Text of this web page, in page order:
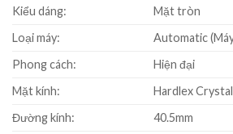
Kiểu dáng:
Mặt tròn
Loại máy:
Automatic
Phong cách:
Hiện đại
Mặt kính:
Hardlex Crystal
Đường kính:
40.5mm